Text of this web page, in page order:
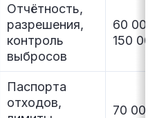
Отчётность,
разрешения,
контроль
выбросов
60 000–
150 000
Паспорта
отходов,
70 000–